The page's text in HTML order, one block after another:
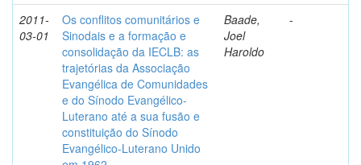
2011-
03-01
Os conflitos comunitários e
Sinodais e a formação e
consolidação da IECLB: as
trajetórias da Associação
Evangélica de Comunidades
e do Sínodo Evangélico-
Luterano até a sua fusão e
constituição do Sínodo
Evangélico-Luterano Unido
Baade,
Joel
Haroldo
-